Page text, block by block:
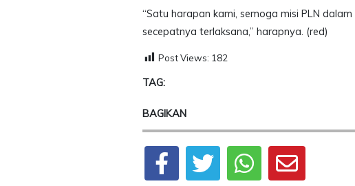
“Satu harapan kami, semoga misi PLN
secepatnya terlaksana,” harapnya. (red)
Post Views: 182
TAG:
BAGIKAN